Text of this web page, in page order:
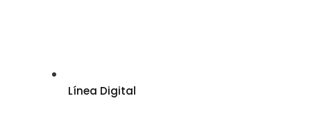
Línea Digital